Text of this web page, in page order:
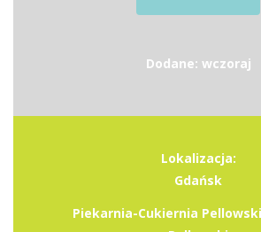
Dodane: wczoraj
Lokalizacja:
Gdańsk
Piekarnia-Cukiernia